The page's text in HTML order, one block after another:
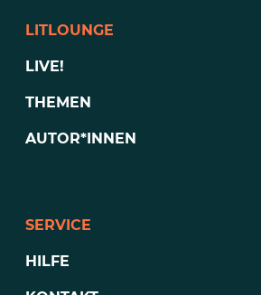
LITLOUNGE
LIVE!
THEMEN
AUTOR*INNEN
SERVICE
HILFE